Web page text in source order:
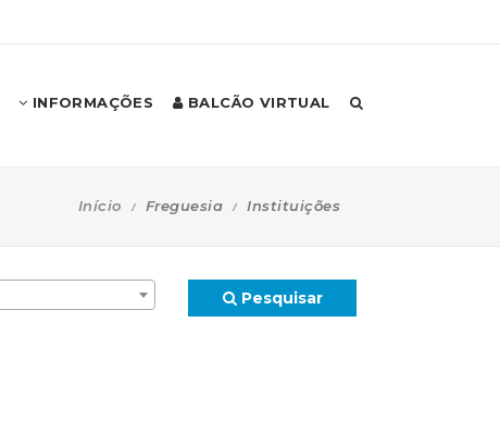
INFORMAÇÕES BALCÃO VIRTUAL
Início Freguesia Instituições
Pesquisar